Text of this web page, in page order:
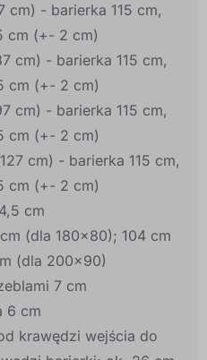
cm) - barierka 115 cm,
cm (+- 2 cm)
cm) - barierka 115 cm,
cm (+- 2 cm)
cm) - barierka 115 cm,
cm (+- 2 cm)
cm) - barierka 115 cm,
cm (+- 2 cm)
cm
(dla 180x80); 104 cm
(dla 200x90)
7 cm
6 cm
krawędzi wejścia do